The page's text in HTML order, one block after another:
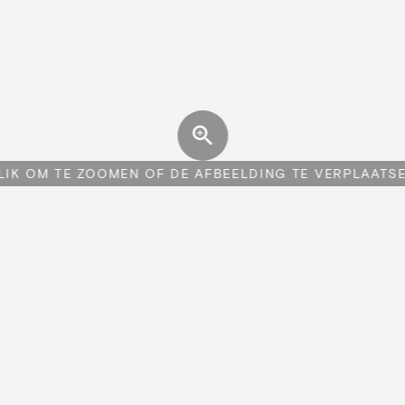
OM TE ZOOMEN OF DE AFBEELDING TE